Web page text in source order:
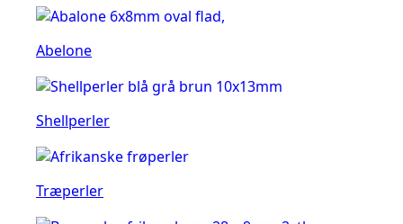
Abelone
Shellperler
Træperler